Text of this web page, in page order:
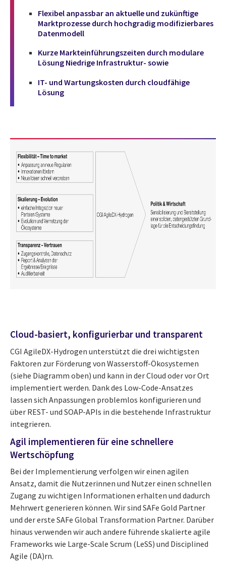
Flexibel anpassbar an aktuelle und zukünftige
Marktprozesse durch hochgradig modifizierbares
Datenmodell
Kurze Markteinführungszeiten durch modulare
Lösung Niedrige Infrastruktur- sowie
IT- und Wartungskosten durch cloudfähige
Lösung
Cloud-basiert, konfigurierbar und transparent
CGI AgileDX-Hydrogen unterstützt die drei wichtigsten
Faktoren zur Förderung von Wasserstoff-Ökosystemen
(siehe Diagramm oben) und kann in der Cloud oder vor Ort
implementiert werden. Dank des Low-Code-Ansatzes
lassen sich Anpassungen problemlos konfigurieren und
über REST- und SOAP-APIs in die bestehende Infrastruktur
integrieren.
Agil implementieren für eine schnellere
Wertschöpfung
Bei der Implementierung verfolgen wir einen agilen
Ansatz, damit die Nutzerinnen und Nutzer einen schnellen
Zugang zu wichtigen Informationen erhalten und dadurch
Mehrwert generieren können. Wir sind SAFe Gold Partner
und der erste SAFe Global Transformation Partner. Darüber
hinaus verwenden wir auch andere führende skalierte agile
Frameworks wie Large-Scale Scrum (LeSS) und Disciplined
Agile (DA)rn.